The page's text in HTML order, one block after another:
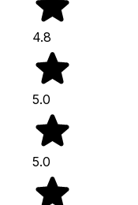
4.8
5.0
5.0